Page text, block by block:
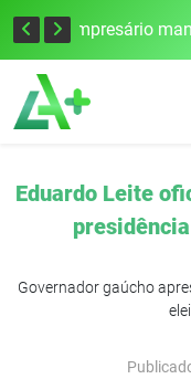
Edital para construção de ponte entre Itapiranga e Barra do Guarita deve ser lançado no segundo semestre
Eduardo Leite
Governador gaúcho